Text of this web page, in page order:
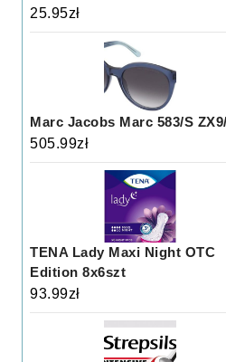
25.95zł
Marc Jacobs Marc 583/S
505.99zł
TENA Lady Maxi Night OTC
Edition 8x6szt
93.99zł